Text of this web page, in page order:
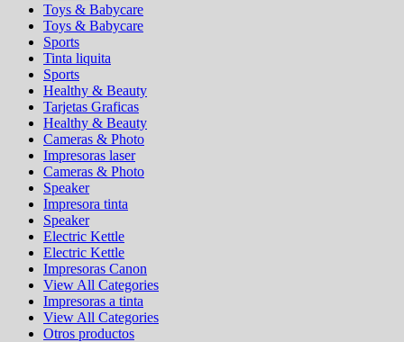
Toys & Babycare
Toys & Babycare
Sports
Tinta liquita
Sports
Healthy & Beauty
Tarjetas Graficas
Healthy & Beauty
Cameras & Photo
Impresoras laser
Cameras & Photo
Speaker
Impresora tinta
Speaker
Electric Kettle
Electric Kettle
Impresoras Canon
View All Categories
Impresoras a tinta
View All Categories
Otros productos